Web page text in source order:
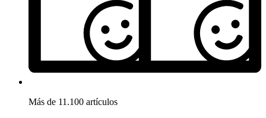
Más de 11.100 artículos